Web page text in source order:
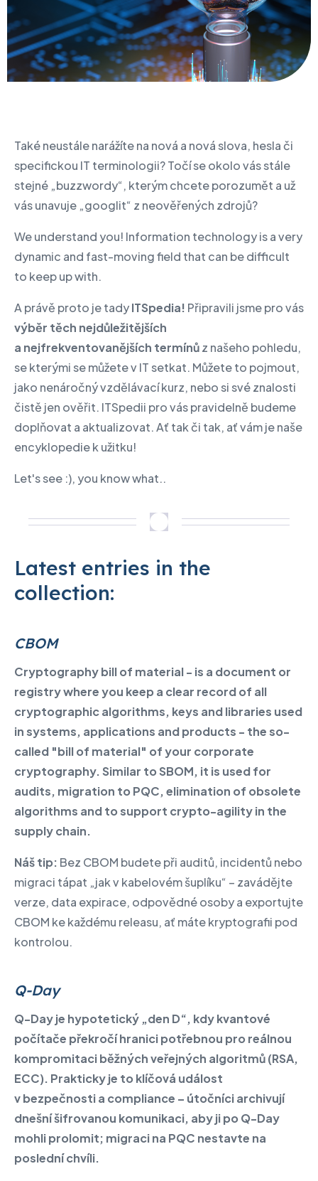
Také neustále narážíte na nová a nová slova, hesla či
specifickou IT terminologii? Točí se okolo vás stále
stejné „buzzwordy“, kterým chcete porozumět a už
vás unavuje „googlit“ z neověřených zdrojů?
We understand you! Information technology is a very
dynamic and fast-moving field that can be difficult
to keep up with.
A právě proto je tadyITSpedia! Připravili jsme pro vás
výběr těch nejdůležitějších
a nejfrekventovanějších termínůz našeho pohledu,
se kterými se můžete v IT setkat. Můžete to pojmout,
jako nenáročný vzdělávací kurz, nebo si své znalosti
čistě jen ověřit. ITSpedii pro vás pravidelně budeme
doplňovat a aktualizovat. Ať tak či tak, ať vám je naše
encyklopedie k užitku!
Let's see :), you know what..
Latest entries in the
collection:
CBOM
Cryptography bill of material - is a document or
registry where you keep a clear record of all
cryptographic algorithms, keys and libraries used
in systems, applications and products - the so-
called "bill of material" of your corporate
cryptography.Similar to SBOM, it is used for
audits, migration to PQC, elimination of obsolete
algorithms and to support crypto-agility in the
supply chain.
Náš tip: Bez CBOM budete při auditů, incidentů nebo
migraci tápat „jak v kabelovém šuplíku“ – zavádějte
verze, data expirace, odpovědné osoby a exportujte
CBOM ke každému releasu, ať máte kryptografii pod
kontrolou.
Q-Day
Q-Day je hypotetický „den D“, kdy kvantové
počítače překročí hranici potřebnou pro reálnou
kompromitaci běžných veřejných algoritmů (RSA,
ECC). Prakticky je to klíčová událost
v bezpečnosti a compliance – útočníci archivují
dnešní šifrovanou komunikaci, aby ji po Q-Day
mohli prolomit; migraci na PQC nestavte na
poslední chvíli.